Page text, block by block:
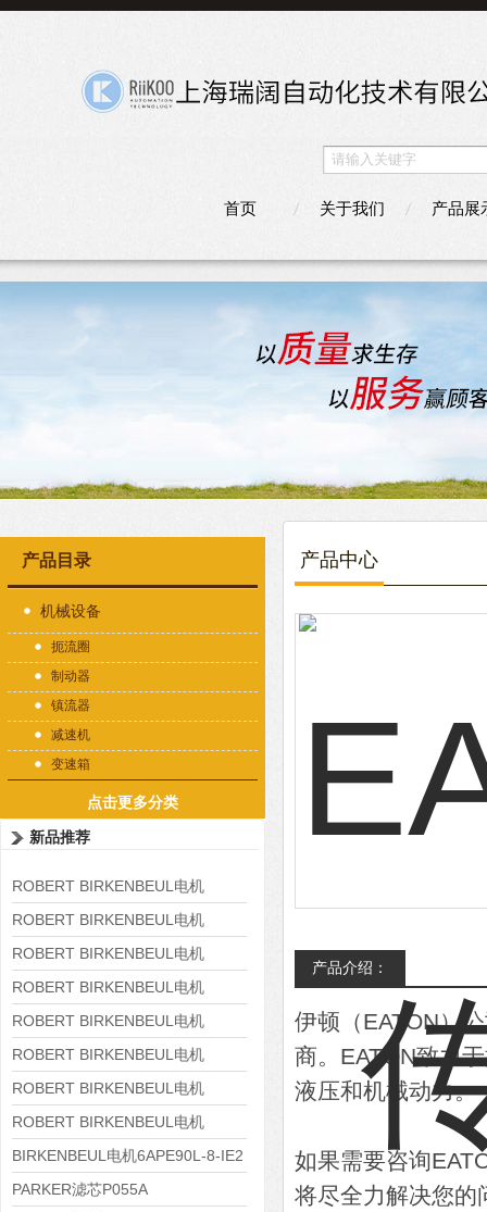
首页 关于我们 产品展
产品目录
机械设备
扼流圈
制动器
镇流器
减速机
变速箱
点击更多分类
新品推荐
ROBERT BIRKENBEUL电机
8APE225M-4-IE3
ROBERT BIRKENBEUL电机
8APE180L-4 IE3
ROBERT BIRKENBEUL电机
8APE160M-6 IE3
ROBERT BIRKENBEUL电机
8APE160L-4-IE3
ROBERT BIRKENBEUL电机
8APE112M-6K-IE3
ROBERT BIRKENBEUL电机
8APE100L-2 IE3
ROBERT BIRKENBEUL电机
8APE90S-4 IE3
ROBERT BIRKENBEUL电机
8APE80M-2K-IE3
BIRKENBEUL电机6APE90L-8-IE2
PARKER滤芯P055A
产品中心
产品介绍：
伊顿（EATON）
商。EATON致力
液压和机械动力。
如果需要咨询
将尽全力解决您的